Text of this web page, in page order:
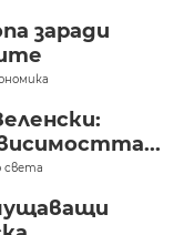
заради
света